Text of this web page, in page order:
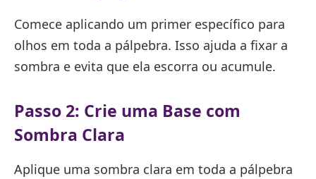
Comece aplicando um primer específico para
olhos em toda a pálpebra. Isso ajuda a fixar a
sombra e evita que ela escorra ou acumule.
Passo 2: Crie uma Base com
Sombra Clara
Aplique uma sombra clara em toda a pálpebra